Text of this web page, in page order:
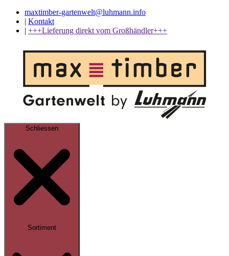
maxtimber-gartenwelt@luhmann.info
| Kontakt
| +++Lieferung direkt vom Großhändler+++
Schliessen
Sortiment